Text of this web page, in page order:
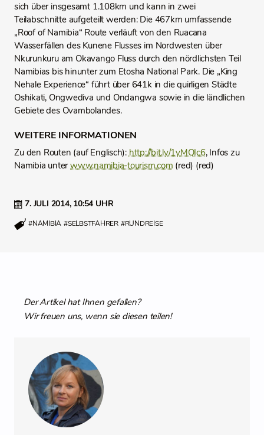
7. JULI 2014, 10:54 UHR
#NAMIBIA #SELBSTFAHRER #RUNDREISE
sich über insgesamt 1.108km und kann in zwei
Teilabschnitte aufgeteilt werden: Die 467km umfassende
„Roof of Namibia“ Route verläuft von den Ruacana
Wasserfällen des Kunene Flusses im Nordwesten über
Nkurunkuru am Okavango Fluss durch den nördlichsten Teil
Namibias bis hinunter zum Etosha National Park. Die „King
Nehale Experience“ führt über 641k in die quirligen Städte
Oshikati, Ongwediva und Ondangwa sowie in die ländlichen
Gebiete des Ovambolandes.
WEITERE INFORMATIONEN
Zu den Routen (auf Englisch):http://bit.ly/1yMQIc6, Infos zu
Namibia unterwww.namibia-tourism.com (red) (red)
Der Artikel hat Ihnen gefallen?
Wir freuen uns, wenn sie diesen teilen!